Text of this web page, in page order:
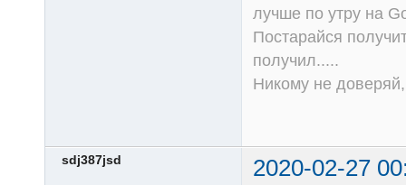
лучше по утру на
Постарайся
получил.....
Никому не
sdj387jsd
2020-02-27